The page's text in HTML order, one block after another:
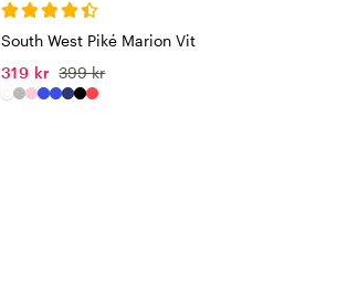
South West Piké Marion Vit
319 kr 399 kr